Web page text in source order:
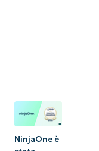
NinjaOne è